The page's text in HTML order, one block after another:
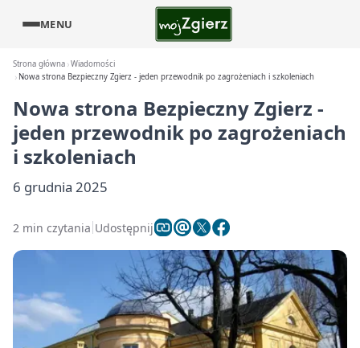
MENU
Strona główna Wiadomości
Nowa strona Bezpieczny Zgierz - jeden przewodnik po zagrożeniach i szkoleniach
Nowa strona Bezpieczny Zgierz -
jeden przewodnik po zagrożeniach
i szkoleniach
6 grudnia 2025
2 min czytania Udostępnij